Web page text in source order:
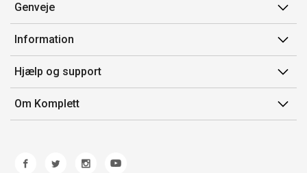
Genveje
Min side
Ordrehistorik
Gavekort
Information
Salgsbetingelser
Mærker/producent
Fortrydelsesret
Hjælp og support
Kontakt os
Kundeservice
Fejl/Mangler
Om Komplett